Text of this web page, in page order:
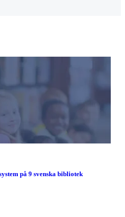
på 9 svenska bibliotek